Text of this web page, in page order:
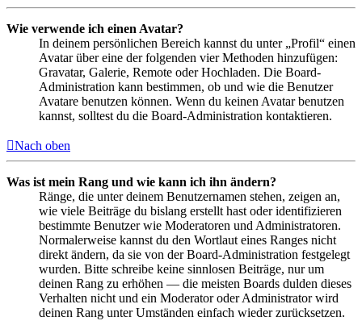
Wie verwende ich einen Avatar?
In deinem persönlichen Bereich kannst du unter „Profil“ einen
Avatar über eine der folgenden vier Methoden hinzufügen:
Gravatar, Galerie, Remote oder Hochladen. Die Board-
Administration kann bestimmen, ob und wie die Benutzer
Avatare benutzen können. Wenn du keinen Avatar benutzen
kannst, solltest du die Board-Administration kontaktieren.
Nach oben
Was ist mein Rang und wie kann ich ihn ändern?
Ränge, die unter deinem Benutzernamen stehen, zeigen an,
wie viele Beiträge du bislang erstellt hast oder identifizieren
bestimmte Benutzer wie Moderatoren und Administratoren.
Normalerweise kannst du den Wortlaut eines Ranges nicht
direkt ändern, da sie von der Board-Administration festgelegt
wurden. Bitte schreibe keine sinnlosen Beiträge, nur um
deinen Rang zu erhöhen — die meisten Boards dulden dieses
Verhalten nicht und ein Moderator oder Administrator wird
deinen Rang unter Umständen einfach wieder zurücksetzen.